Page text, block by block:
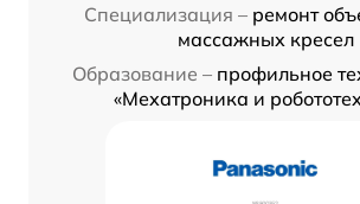
Специализация – ремонт
массажных кресел
Образование – профильное
«Мехатроника и